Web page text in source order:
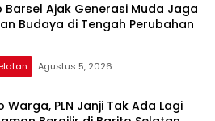
Barsel Ajak Generasi Muda Jaga
Budaya di Tengah Perubahan
Agustus 5, 2026
Warga, PLN Janji Tak Ada Lagi